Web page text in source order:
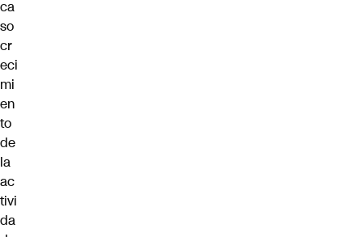
ca
so
cr
eci
mi
en
to
de
la
ac
tivi
da